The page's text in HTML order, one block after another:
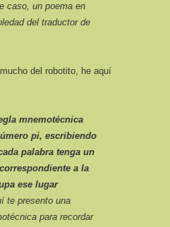
caso, un poema en
del traductor de
del robotito, he aquí
mnemotécnica
pi, escribiendo
palabra tenga un
a la
ese lugar
te presento una
para recordar